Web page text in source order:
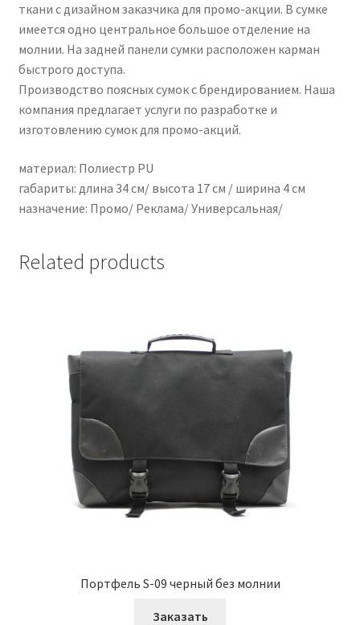
ткани с дизайном заказчика для промо-акции. В сумке
имеется одно центральное большое отделение на
молнии. На задней панели сумки расположен карман
быстрого доступа.
Производство поясных сумок с брендированием. Наша
компания предлагает услуги по разработке и
изготовлению сумок для промо-акций.
материал: Полиестр PU
габариты: длина 34 см/ высота 17 см / ширина 4 см
назначение: Промо/ Реклама/ Универсальная/
Related products
Портфель S-09 черный без молнии
Заказать